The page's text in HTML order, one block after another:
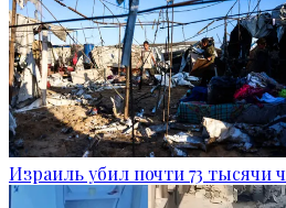
Израиль убил почти 73 тысячи